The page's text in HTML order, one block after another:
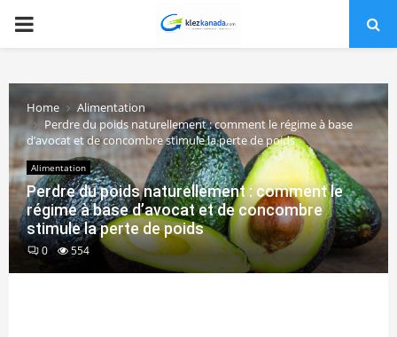
PRIMARY
Home
Alimentation
Perdre du poids naturellement : comment le régime à base
d’avocat et de concombre stimule la perte de poids
Alimentation
Perdre du poids naturellement : comment le
régime à base d’avocat et de concombre
stimule la perte de poids
0 554